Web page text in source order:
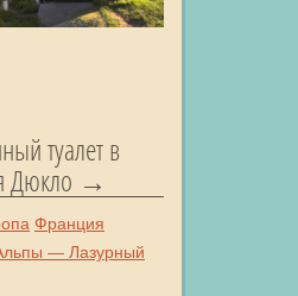
туалет в
Дюкло
Франция
— Лазурный